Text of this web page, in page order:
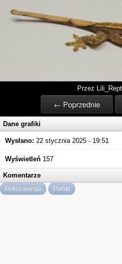
Przez
← Poprzednie
Dane grafiki
Wysłano: 22 stycznia 2025 - 19:51
Wyświetleń 157
Komentarze
Pełna wersja Polski